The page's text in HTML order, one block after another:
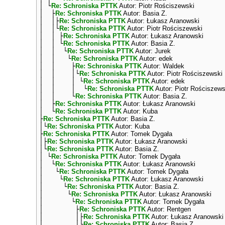
│ └Re: Schroniska PTTK Autor: Piotr Rościszewski
│ ├Re: Schroniska PTTK Autor: Basia Z.
│ │├Re: Schroniska PTTK Autor: Łukasz Aranowski
│ │└Re: Schroniska PTTK Autor: Piotr Rościszewski
│ │ ├Re: Schroniska PTTK Autor: Łukasz Aranowski
│ │ └Re: Schroniska PTTK Autor: Basia Z.
│ │ └Re: Schroniska PTTK Autor: Jurek
│ │ └Re: Schroniska PTTK Autor: edek
│ │ ├Re: Schroniska PTTK Autor: Waldek
│ │ │└Re: Schroniska PTTK Autor: Piotr Rościszewski
│ │ │ └Re: Schroniska PTTK Autor: edek
│ │ │ └Re: Schroniska PTTK Autor: Piotr
│ │ └Re: Schroniska PTTK Autor: Basia Z.
│ ├Re: Schroniska PTTK Autor: Łukasz Aranowski
│ └Re: Schroniska PTTK Autor: Kuba
├Re: Schroniska PTTK Autor: Basia Z.
│└Re: Schroniska PTTK Autor: Kuba
├Re: Schroniska PTTK Autor: Tomek Dygała
│├Re: Schroniska PTTK Autor: Łukasz Aranowski
│└Re: Schroniska PTTK Autor: Basia Z.
│ └Re: Schroniska PTTK Autor: Tomek Dygała
│ └Re: Schroniska PTTK Autor: Łukasz Aranowski
│ └Re: Schroniska PTTK Autor: Tomek Dygała
│ └Re: Schroniska PTTK Autor: Łukasz Aranowski
│ └Re: Schroniska PTTK Autor: Basia Z.
│ └Re: Schroniska PTTK Autor: Łukasz Aranowski
│ └Re: Schroniska PTTK Autor: Tomek Dygała
│ ├Re: Schroniska PTTK Autor: Rentgen
│ │├Re: Schroniska PTTK Autor: Łukasz Aranowski